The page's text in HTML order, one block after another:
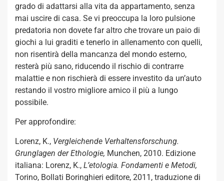
grado di adattarsi alla vita da appartamento, senza
mai uscire di casa. Se vi preoccupa la loro pulsione
predatoria non dovete far altro che trovare un paio di
giochi a lui graditi e tenerlo in allenamento con quelli,
non risentirà della mancanza del mondo esterno,
resterà più sano, riducendo il rischio di contrarre
malattie e non rischierà di essere investito da un’auto
restando il vostro migliore amico il più a lungo
possibile.
Per approfondire:
Lorenz, K., Vergleichende Verhaltensforschung.
Grunglagen der Ethologie, Munchen, 2010. Edizione
italiana: Lorenz, K., L’etologia. Fondamenti e Metodi,
Torino, Bollati Boringhieri editore, 2011, traduzione di